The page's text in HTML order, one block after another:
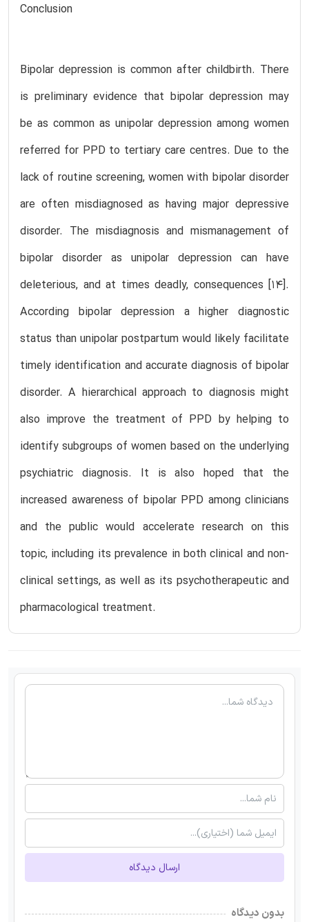
Conclusion
Bipolar depression is common after childbirth. There
is preliminary evidence that bipolar depression may
be as common as unipolar depression among women
referred for PPD to tertiary care centres. Due to the
lack of routine screening, women with bipolar disorder
are often misdiagnosed as having major depressive
disorder. The misdiagnosis and mismanagement of
bipolar disorder as unipolar depression can have
deleterious, and at times deadly, consequences [14].
According bipolar depression a higher diagnostic
status than unipolar postpartum would likely facilitate
timely identification and accurate diagnosis of bipolar
disorder. A hierarchical approach to diagnosis might
also improve the treatment of PPD by helping to
identify subgroups of women based on the underlying
psychiatric diagnosis. It is also hoped that the
increased awareness of bipolar PPD among clinicians
and the public would accelerate research on this
topic, including its prevalence in both clinical and non-
clinical settings, as well as its psychotherapeutic and
pharmacological treatment.
ارسال دیدگاه
بدون دیدگاه